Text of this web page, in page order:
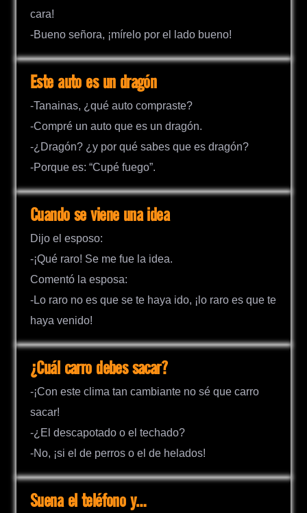
cara!
-Bueno señora, ¡mírelo por el lado bueno!
Este auto es un dragón
-Tanainas, ¿qué auto compraste?
-Compré un auto que es un dragón.
-¿Dragón? ¿y por qué sabes que es dragón?
-Porque es: “Cupé fuego”.
Cuando se viene una idea
Dijo el esposo:
-¡Qué raro! Se me fue la idea.
Comentó la esposa:
-Lo raro no es que se te haya ido, ¡lo raro es que te
haya venido!
¿Cuál carro debes sacar?
-¡Con este clima tan cambiante no sé que carro
sacar!
-¿El descapotado o el techado?
-No, ¡si el de perros o el de helados!
Suena el teléfono y…